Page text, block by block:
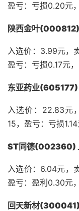
盈亏：亏损0.20元
陕西金叶
入选价：3.99元，
盈亏：亏损0.17元
东亚药业(605177)
入选价：22.83元
15，盈亏：亏损
ST同德(002360)
入选价：6.04元，
盈亏：盈利0.30元
回天新材